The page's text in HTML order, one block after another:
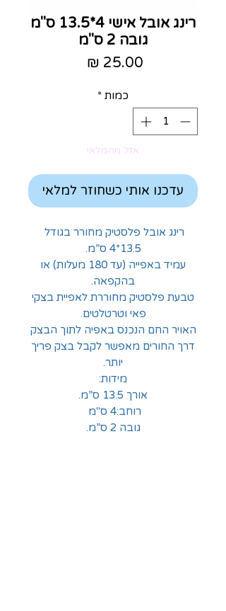
רינג אובל אישי 4*13.5 ס"מ
גובה 2 ס"מ
כמות *
אזל מהמלאי
עדכנו אותי כשחוזר למלאי
רינג אובל פלסטיק מחורר בגודל
13.5*4 ס”מ.
עמיד באפייה (עד 180 מעלות) או
בהקפאה.
טבעת פלסטיק מחוררת לאפיית בצקי
פאי וטרטלטים.
האויר החם הנכנס באפיה לתוך הבצק
דרך החורים מאפשר לקבל בצק פריך
יותר.
מידות:
אורך 13.5 ס”מ.
רוחב:4 ס"מ
גובה 2 ס”מ.